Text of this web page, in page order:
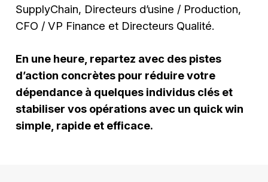
SupplyChain, Directeurs d’usine / Production,
CFO / VP Finance et Directeurs Qualité.
En une heure, repartez avec des pistes
d’action concrètes pour réduire votre
dépendance à quelques individus clés et
stabiliser vos opérations avec un quick win
simple, rapide et efficace.